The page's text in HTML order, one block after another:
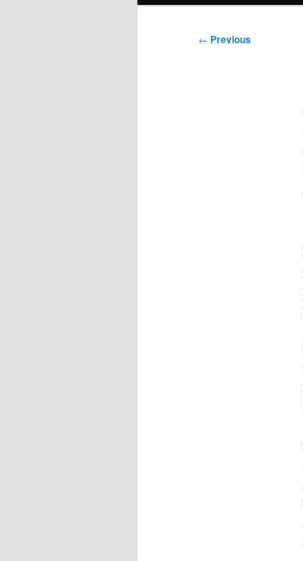
Post
← Previous